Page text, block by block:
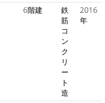
6階建
鉄
筋
コ
ン
ク
リ
ー
ト
造
2016
年